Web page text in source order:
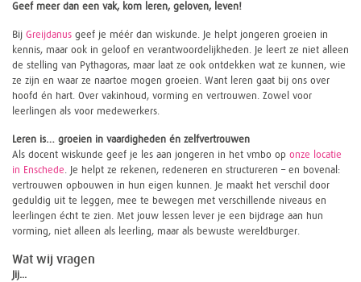
Geef meer dan een vak, kom leren, geloven, leven!
Bij Greijdanus geef je méér dan wiskunde. Je helpt jongeren groeien in
kennis, maar ook in geloof en verantwoordelijkheden. Je leert ze niet alleen
de stelling van Pythagoras, maar laat ze ook ontdekken wat ze kunnen, wie
ze zijn en waar ze naartoe mogen groeien. Want leren gaat bij ons over
hoofd én hart. Over vakinhoud, vorming en vertrouwen. Zowel voor
leerlingen als voor medewerkers.
Leren is… groeien in vaardigheden én zelfvertrouwen
Als docent wiskunde geef je les aan jongeren in het vmbo op onze locatie
in Enschede. Je helpt ze rekenen, redeneren en structureren – en bovenal:
vertrouwen opbouwen in hun eigen kunnen. Je maakt het verschil door
geduldig uit te leggen, mee te bewegen met verschillende niveaus en
leerlingen écht te zien. Met jouw lessen lever je een bijdrage aan hun
vorming, niet alleen als leerling, maar als bewuste wereldburger.
Wat wij vragen
Jij...